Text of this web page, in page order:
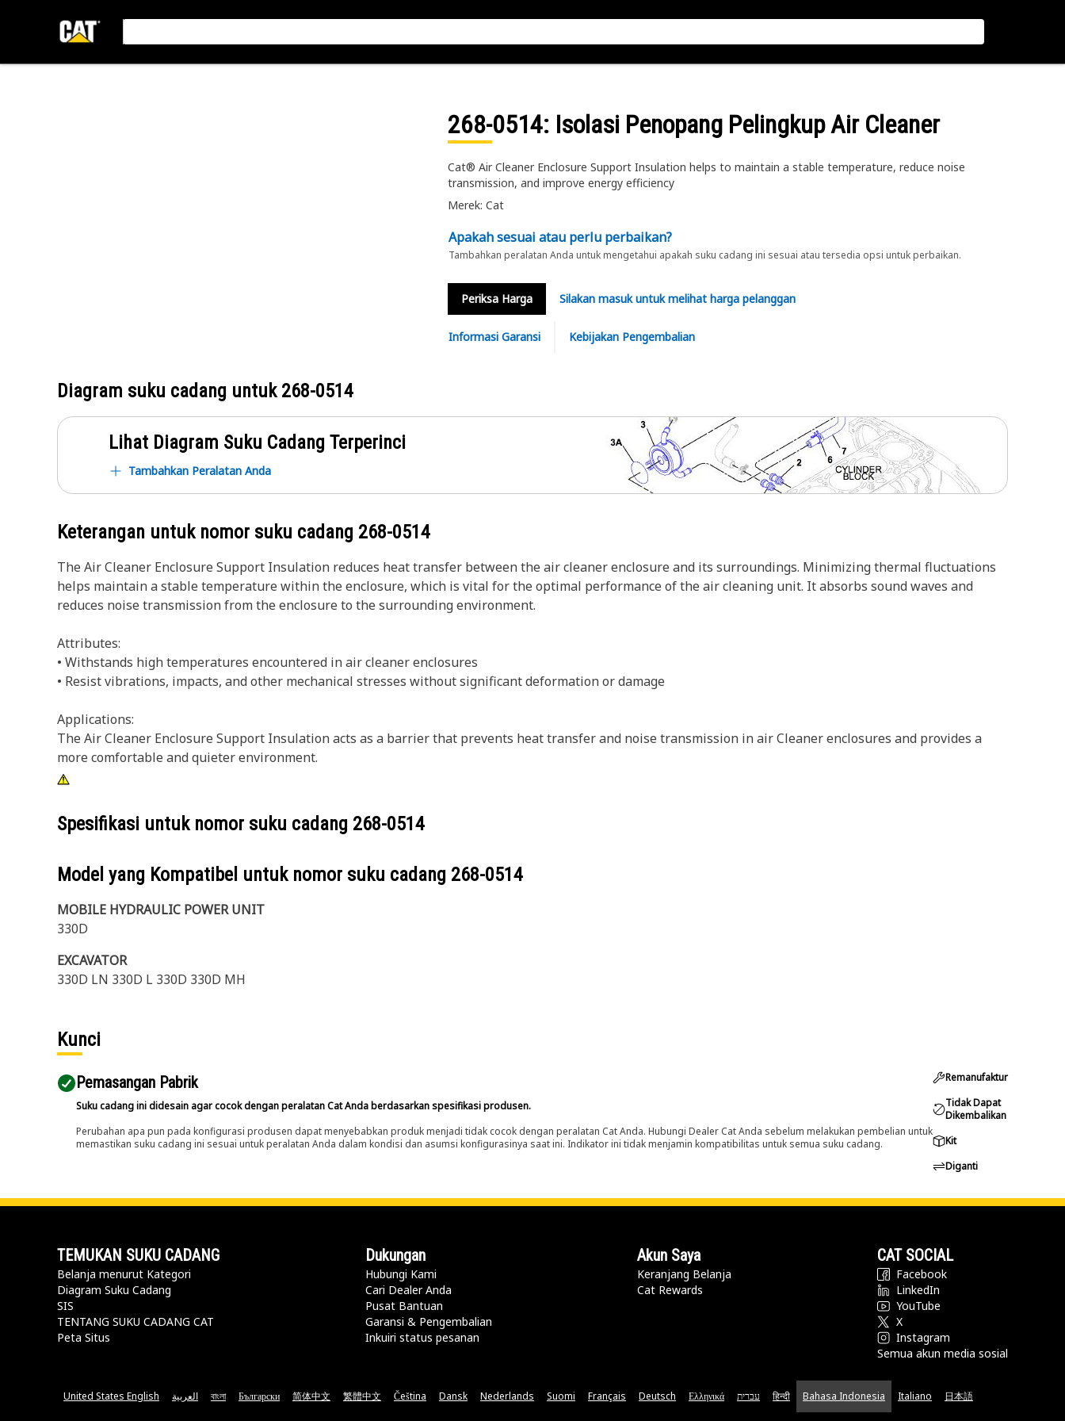
268-0514: Isolasi Penopang Pelingkup Air Cleaner
Cat® Air Cleaner Enclosure Support Insulation helps to maintain a stable temperature, reduce noise
transmission, and improve energy efficiency
Merek: Cat
Apakah sesuai atau perlu perbaikan?
Tambahkan peralatan Anda untuk mengetahui apakah suku cadang ini sesuai atau tersedia opsi untuk perbaikan.
Periksa Harga Silakan masuk untuk melihat harga pelanggan
Informasi Garansi Kebijakan Pengembalian
Diagram suku cadang untuk268-0514
Lihat Diagram Suku Cadang Terperinci
Tambahkan Peralatan Anda
Keterangan untuk nomor suku cadang 268-0514
The Air Cleaner Enclosure Support Insulation reduces heat transfer between the air cleaner enclosure and its surroundings. Minimizing thermal fluctuations
helps maintain a stable temperature within the enclosure, which is vital for the optimal performance of the air cleaning unit. It absorbs sound waves and
reduces noise transmission from the enclosure to the surrounding environment.
Attributes:
• Withstands high temperatures encountered in air cleaner enclosures
• Resist vibrations, impacts, and other mechanical stresses without significant deformation or damage
Applications:
The Air Cleaner Enclosure Support Insulation acts as a barrier that prevents heat transfer and noise transmission in air Cleaner enclosures and provides a
more comfortable and quieter environment.
Spesifikasi untuk nomor suku cadang 268-0514
Model yang Kompatibel untuk nomor suku cadang 268-0514
MOBILE HYDRAULIC POWER UNIT
330D
EXCAVATOR
330D LN 330D L 330D 330D MH
Kunci
Pemasangan Pabrik
Suku cadang ini didesain agar cocok dengan peralatan Cat Anda berdasarkan spesifikasi produsen.
Perubahan apa pun pada konfigurasi produsen dapat menyebabkan produk menjadi tidak cocok dengan peralatan Cat Anda. Hubungi Dealer Cat Anda sebelum melakukan pembelian untuk
memastikan suku cadang ini sesuai untuk peralatan Anda dalam kondisi dan asumsi konfigurasinya saat ini. Indikator ini tidak menjamin kompatibilitas untuk semua suku cadang.
Remanufaktur
Tidak Dapat
Dikembalikan
Kit
Diganti
TEMUKAN SUKU CADANG
Belanja menurut Kategori
Diagram Suku Cadang
SIS
TENTANG SUKU CADANG CAT
Peta Situs
Dukungan
Hubungi Kami
Cari Dealer Anda
Pusat Bantuan
Garansi & Pengembalian
Inkuiri status pesanan
Akun Saya
Keranjang Belanja
Cat Rewards
CAT SOCIAL
Facebook
LinkedIn
YouTube
X
Instagram
Semua akun media sosial
United States English العربية বাংলা Български 简体中文 繁體中文 Čeština Dansk Nederlands Suomi Français Deutsch Ελληνικά עברית हिन्दी Bahasa Indonesia Italiano 日本語